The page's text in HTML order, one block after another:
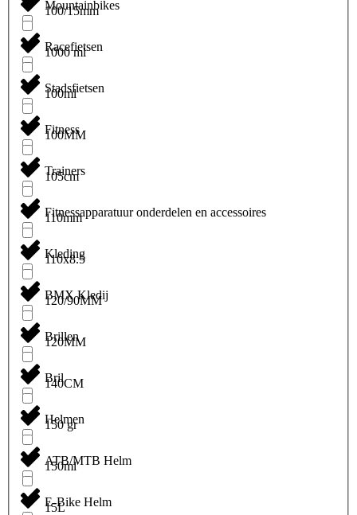
Mountainbikes
Racefietsen
Stadsfietsen
Fitness
Trainers
Fitnessapparatuur onderdelen en accessoires
Kleding
BMX Kledij
Brillen
Bril
Helmen
ATB/MTB Helm
E-Bike Helm
100/15mm
1000 ml
100ml
100MM
105cm
110mm
110x8.5
120/90MM
120MM
140CM
150 gr
150ml
15L